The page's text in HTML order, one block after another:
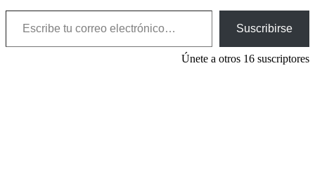
Escribe tu correo electrónico…
Suscribirse
Únete a otros 16 suscriptores